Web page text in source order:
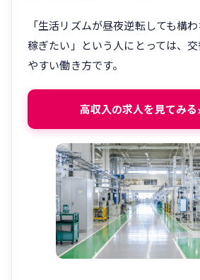
「生活リズムが昼夜逆転しても構
稼ぎたい」という人にとっては、
やすい働き方です。
高収入の求人を見てみる